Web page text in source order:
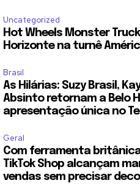
Uncategorized
Hot Wheels Monster
Horizonte na turnê
Brasil
As Hilárias: Suzy Brasil,
Absinto retornam a Belo
apresentação única no
Geral
Com ferramenta
TikTok Shop alcançam
vendas sem precisar